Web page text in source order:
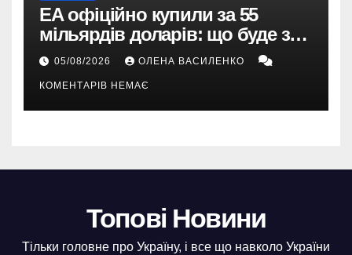
EA офіційно купили за 55
мільярдів доларів: що буде з
EA Sports FC, Battlefield і The
Sims
05/08/2026 ОЛЕНА ВАСИЛЕНКО
КОМЕНТАРІВ НЕМАЄ
Топові Новини
Тільки головне про Україну, і все що навколо України